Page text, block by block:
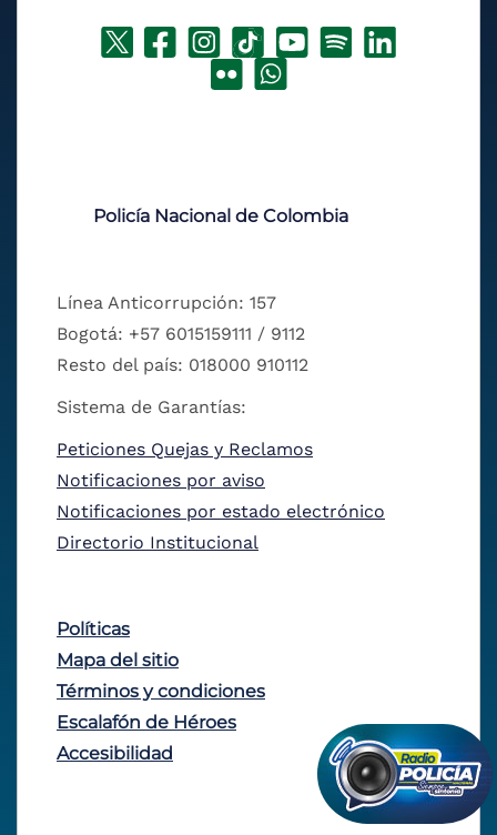
Policía Nacional de Colombia
Línea Anticorrupción: 157
Bogotá: +57 6015159111 / 9112
Resto del país: 018000 910112
Sistema de Garantías:
Peticiones Quejas y Reclamos
Notificaciones por aviso
Notificaciones por estado electrónico
Directorio Institucional
Políticas
Mapa del sitio
Términos y condiciones
Escalafón de Héroes
Accesibilidad